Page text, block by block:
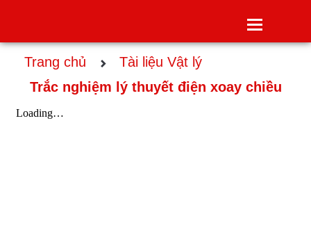
Toggle
Trang chủ
Tài liệu Vật lý
Trắc nghiệm lý thuyết điện xoay chiều